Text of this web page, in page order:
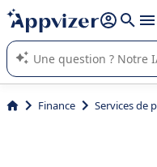
répondre (plusieurs lignes
L'IA de Appvizer vous guide
logiciel SaaS en entreprise.
Finance Services de